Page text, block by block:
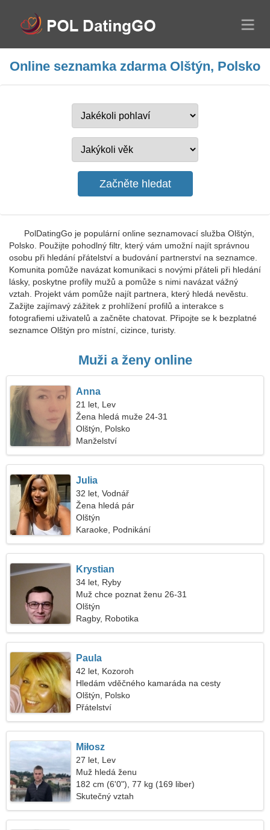
Online seznamka zdarma Olštýn, Polsko
PolDatingGo je populární online seznamovací služba Olštýn,
Polsko. Použijte pohodlný filtr, který vám umožní najít správnou
osobu při hledání přátelství a budování partnerství na seznamce.
Komunita pomůže navázat komunikaci s novými přáteli při hledání
lásky, poskytne profily mužů a pomůže s nimi navázat vážný
vztah. Projekt vám pomůže najít partnera, který hledá nevěstu.
Zažijte zajímavý zážitek z prohlížení profilů a interakce s
fotografiemi uživatelů a začněte chatovat. Připojte se k bezplatné
seznamce Olštýn pro místní, cizince, turisty.
Muži a ženy online
Anna
21 let, Lev
Žena hledá muže 24-31
Olštýn, Polsko
Manželství
Julia
32 let, Vodnář
Žena hledá pár
Olštýn
Karaoke, Podnikání
Krystian
34 let, Ryby
Muž chce poznat ženu 26-31
Olštýn
Ragby, Robotika
Paula
42 let, Kozoroh
Hledám vděčného kamaráda na cesty
Olštýn, Polsko
Přátelství
Miłosz
27 let, Lev
Muž hledá ženu
182 cm (6'0"), 77 kg (169 liber)
Skutečný vztah